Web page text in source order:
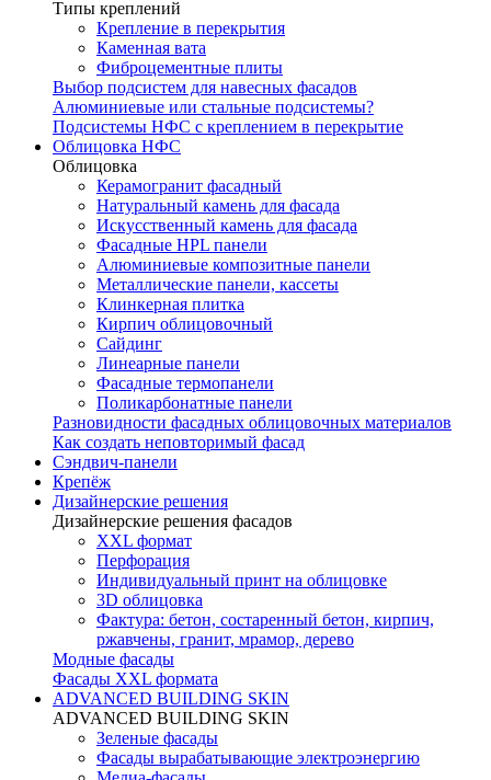
Типы креплений
Крепление в перекрытия
Каменная вата
Фиброцементные плиты
Выбор подсистем для навесных фасадов
Алюминиевые или стальные подсистемы?
Подсистемы НФС с креплением в перекрытие
Облицовка НФС
Облицовка
Керамогранит фасадный
Натуральный камень для фасада
Искусственный камень для фасада
Фасадные HPL панели
Алюминиевые композитные панели
Металлические панели, кассеты
Клинкерная плитка
Кирпич облицовочный
Сайдинг
Линеарные панели
Фасадные термопанели
Поликарбонатные панели
Разновидности фасадных облицовочных материалов
Как создать неповторимый фасад
Сэндвич-панели
Крепёж
Дизайнерские решения
Дизайнерские решения фасадов
XXL формат
Перфорация
Индивидуальный принт на облицовке
3D облицовка
Фактура: бетон, состаренный бетон, кирпич,
ржавчены, гранит, мрамор, дерево
Модные фасады
Фасады XXL формата
ADVANCED BUILDING SKIN
ADVANCED BUILDING SKIN
Зеленые фасады
Фасады вырабатывающие электроэнергию